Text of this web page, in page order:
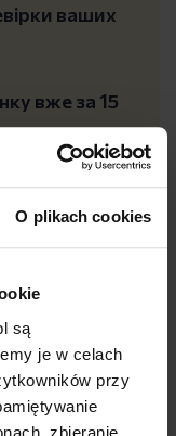
O plikach cookies
są
je w celach
przy
zbieranie
ваших
вже за 15
без зайвих
Ви можете